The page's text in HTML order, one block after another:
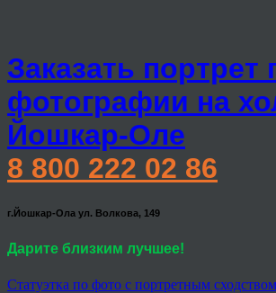
Заказать портрет
фотографии на
Йошкар-Оле
8 800 222 02 86
г.Йошкар-Ола ул. Волкова, 149
Дарите близким лучшее!
Статуэтка по фото с портретным